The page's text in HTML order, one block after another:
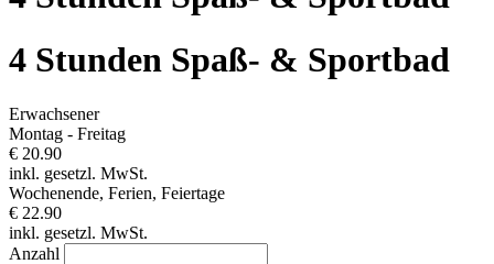
4 Stunden Spaß- & Sportbad
Erwachsener
Montag - Freitag
€ 20.90
inkl. gesetzl. MwSt.
Wochenende, Ferien, Feiertage
€ 22.90
inkl. gesetzl. MwSt.
Anzahl